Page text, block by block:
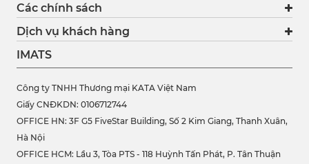
Các chính sách
Dịch vụ khách hàng
IMATS
Công ty TNHH Thương mại KATA Việt Nam
Giấy CNĐKDN: 0106712744
OFFICE HN: 3F G5 FiveStar Building, Số 2 Kim Giang, Thanh Xuân,
Hà Nội
OFFICE HCM: Lầu 3, Tòa PTS - 118 Huỳnh Tấn Phát, P. Tân Thuận